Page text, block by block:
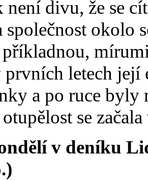
není divu, že se
společnost okolo
prvních letech
a po ruce
se
v deníku